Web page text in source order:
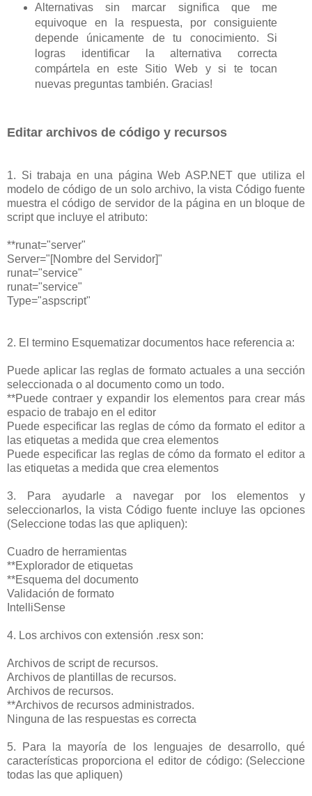
Alternativas sin marcar significa que me
equivoque en la respuesta, por consiguiente
depende únicamente de tu conocimiento. Si
logras identificar la alternativa correcta
compártela en este Sitio Web y si te tocan
nuevas preguntas también. Gracias!
Editar archivos de código y recursos
1. Si trabaja en una página Web ASP.NET que utiliza el
modelo de código de un solo archivo, la vista Código fuente
muestra el código de servidor de la página en un bloque de
script que incluye el atributo:
**runat="server"
Server="[Nombre del Servidor]"
runat="service"
runat="service"
Type="aspscript"
2. El termino Esquematizar documentos hace referencia a:
Puede aplicar las reglas de formato actuales a una sección
seleccionada o al documento como un todo.
**Puede contraer y expandir los elementos para crear más
espacio de trabajo en el editor
Puede especificar las reglas de cómo da formato el editor a
las etiquetas a medida que crea elementos
Puede especificar las reglas de cómo da formato el editor a
las etiquetas a medida que crea elementos
3. Para ayudarle a navegar por los elementos y
seleccionarlos, la vista Código fuente incluye las opciones
(Seleccione todas las que apliquen):
Cuadro de herramientas
**Explorador de etiquetas
**Esquema del documento
Validación de formato
IntelliSense
4. Los archivos con extensión .resx son:
Archivos de script de recursos.
Archivos de plantillas de recursos.
Archivos de recursos.
**Archivos de recursos administrados.
Ninguna de las respuestas es correcta
5. Para la mayoría de los lenguajes de desarrollo, qué
características proporciona el editor de código: (Seleccione
todas las que apliquen)